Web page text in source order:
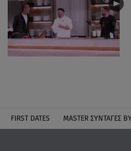
FIRST DATES MASTER ΣΥΝΤΑΓΈΣ